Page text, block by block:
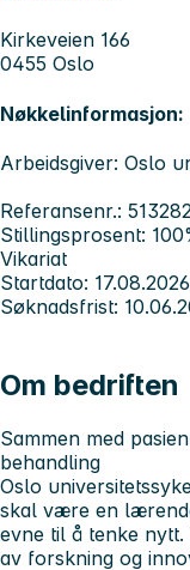
Kirkeveien 166
0455 Oslo
Nøkkelinformasjon:
Arbeidsgiver: Oslo
Referansenr.:
Stillingsprosent:
Vikariat
Startdato: 17.08.2026
Søknadsfrist:
Om bedriften
Sammen med
behandling
Oslo
skal være en
evne til å tenke
av forskning og